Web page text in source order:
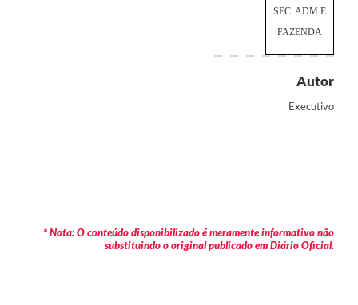
SEC. ADM E
FAZENDA
Autor
Executivo
* Nota: O conteúdo disponibilizado é meramente informativo não
substituindo o original publicado em Diário Oficial.